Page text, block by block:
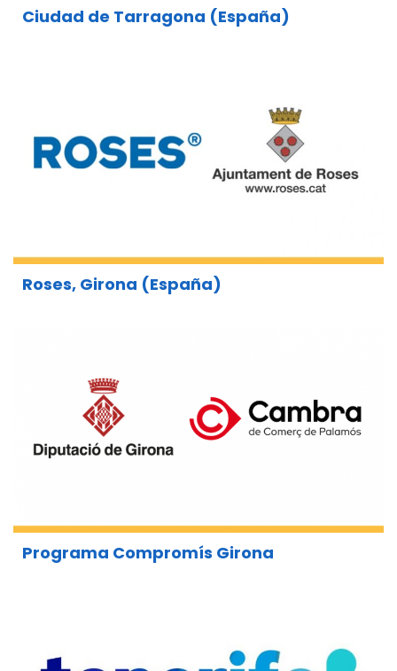
Ciudad de Tarragona (España)
Roses, Girona (España)
Programa Compromís Girona